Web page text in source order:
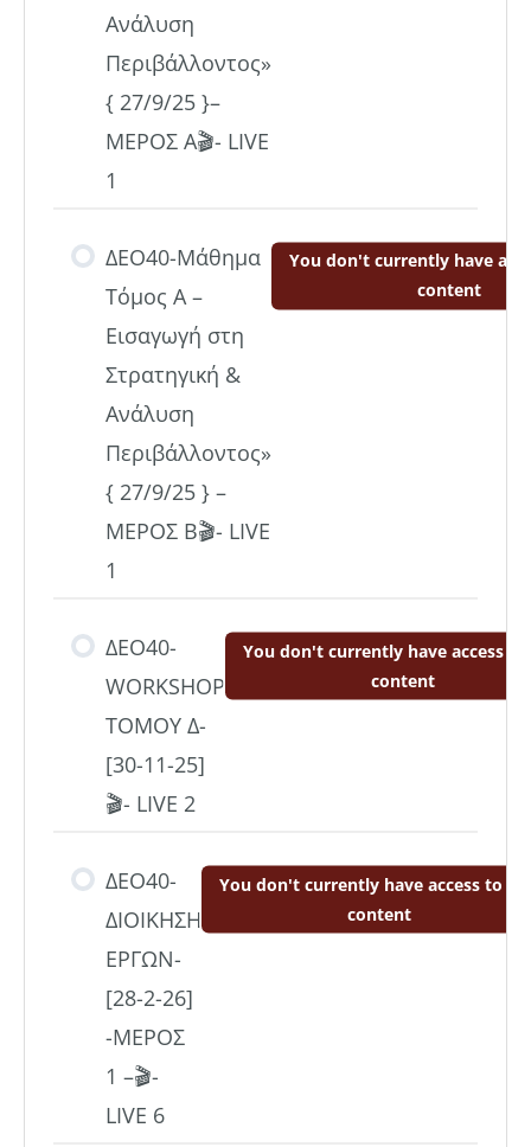
Ανάλυση
Περιβάλλοντος»
{ 27/9/25 }–
ΜΕΡΟΣ Α🎬- LIVE
1
ΔΕΟ40-Μάθημα
Τόμος Α –
Εισαγωγή στη
Στρατηγική &
Ανάλυση
Περιβάλλοντος»
{ 27/9/25 } –
ΜΕΡΟΣ Β🎬- LIVE
1
You don't currently have
content
ΔΕΟ40-
WΟRKSHOP
TOMOY Δ-
[30-11-25]
🎬- LIVE 2
You don't currently have access
content
ΔΕΟ40-
ΔΙΟΙΚΗΣΗ
ΕΡΓΩΝ-
[28-2-26]
-ΜΕΡΟΣ
1 –🎬-
LIVE 6
You don't currently have access to
content